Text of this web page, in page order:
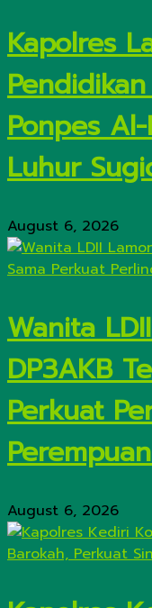
Kapolres
Ponpes
Luhur
August 6, 2026
Wanita
DP3AKB
Perkuat
August 6, 2026